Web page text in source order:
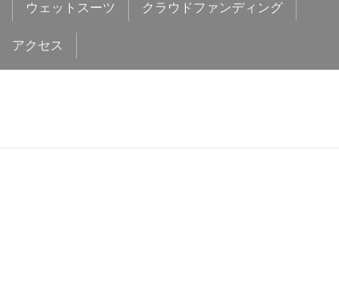
ウェットスーツ クラウドファンディング
アクセス